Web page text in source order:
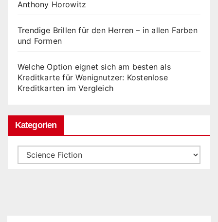
Anthony Horowitz
Trendige Brillen für den Herren – in allen Farben
und Formen
Welche Option eignet sich am besten als
Kreditkarte für Wenignutzer: Kostenlose
Kreditkarten im Vergleich
Kategorien
Kategorien